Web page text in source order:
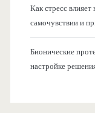
Как стресс влияет
самочувствии и
Бионические
настройке